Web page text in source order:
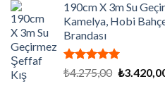
190cm X 3m Su
Kamelya, Hobi
Brandası
5 üzerinden
oy
₺4.275,00 Orijinal
₺